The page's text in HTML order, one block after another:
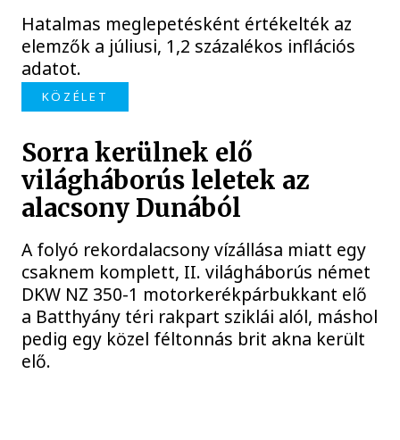
Hatalmas meglepetésként értékelték az
elemzők a júliusi, 1,2 százalékos inflációs
adatot.
KÖZÉLET
Sorra kerülnek elő
világháborús leletek az
alacsony Dunából
A folyó rekordalacsony vízállása miatt egy
csaknem komplett, II. világháborús német
DKW NZ 350-1 motorkerékpárbukkant elő
a Batthyány téri rakpart sziklái alól, máshol
pedig egy közel féltonnás brit akna került
elő.